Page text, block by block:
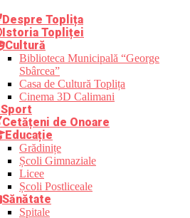
Despre Toplița
Istoria Topliței
Cultură
Biblioteca Municipală “George
Sbârcea”
Casa de Cultură Toplița
Cinema 3D Calimani
Sport
Cetățeni de Onoare
Educație
Grădinițe
Școli Gimnaziale
Licee
Școli Postliceale
Sănătate
Spitale